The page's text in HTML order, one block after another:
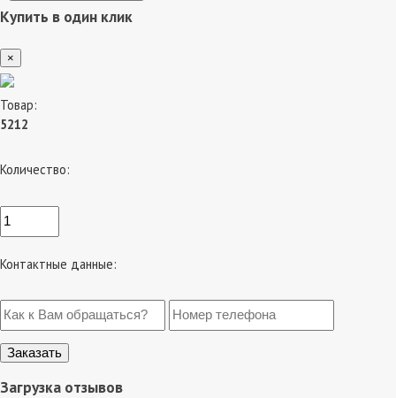
Купить в один клик
×
Товар:
5212
Количество:
Контактные данные:
Загрузка отзывов